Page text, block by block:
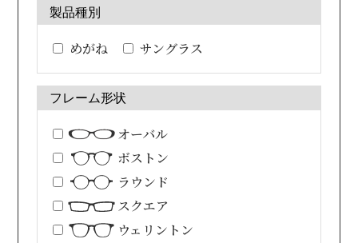
製品種別
めがね サングラス
フレーム形状
オーバル
ボストン
ラウンド
スクエア
ウェリントン